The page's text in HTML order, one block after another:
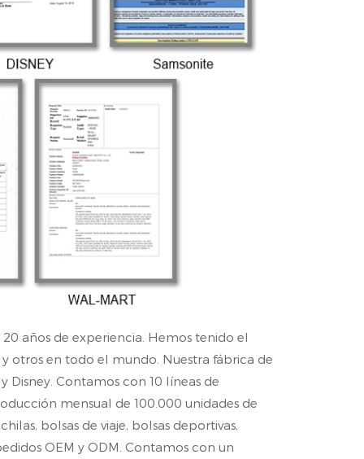
años de experiencia. Hemos tenido el
otros en todo el mundo. Nuestra fábrica de
Disney. Contamos con 10 líneas de
mensual de 100.000 unidades de
bolsas de viaje, bolsas deportivas,
OEM y ODM. Contamos con un